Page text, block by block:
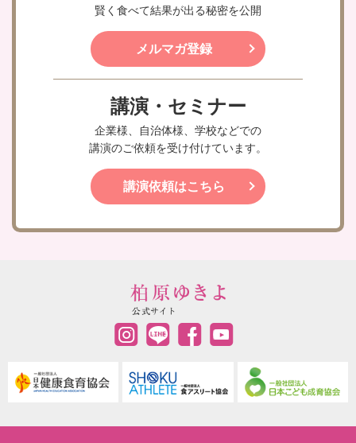
賢く食べて結果が出る秘密を公開
メルマガ登録
講演・セミナー
企業様、自治体様、学校などでの
講演のご依頼を受け付けています。
講演依頼はこちら